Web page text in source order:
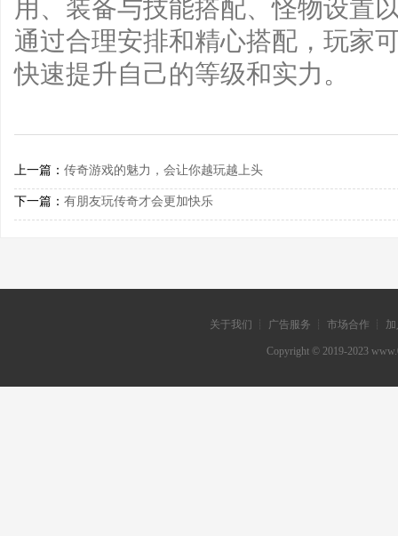
用、装备与技能搭配、怪物设置
通过合理安排和精心搭配，玩家
快速提升自己的等级和实力。
上一篇： 传奇游戏的魅力，会让你越玩越上头
下一篇： 有朋友玩传奇才会更加快乐
关于我们 ┊ 广告服务 ┊ 市场合作 ┊
Copyright © 2019-2023